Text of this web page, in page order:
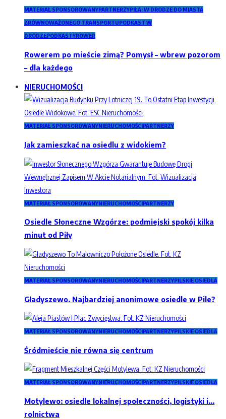
MATERIAŁ SPONSOROWANYPARTNERZYPIŁA: W DRODZE DO MIASTA
ZRÓWNOWAŻONEGO TRANSPORTUPODKAST W
DRODZEPODKASTYROWER
Rowerem po mieście zimą? Pomysł – wbrew pozorom
– dla każdego
NIERUCHOMOŚCI
MATERIAŁ SPONSOROWANYNIERUCHOMOŚCIPARTNERZY
Jak zamieszkać na osiedlu z widokiem?
MATERIAŁ SPONSOROWANYNIERUCHOMOŚCIPARTNERZY
Osiedle Słoneczne Wzgórze: podmiejski spokój kilka
minut od Piły
MATERIAŁ SPONSOROWANYNIERUCHOMOŚCIPARTNERZYPILSKIE OSIEDLA
Gładyszewo. Najbardziej anonimowe osiedle w Pile?
MATERIAŁ SPONSOROWANYNIERUCHOMOŚCIPARTNERZYPILSKIE OSIEDLA
Śródmieście nie równa się centrum
MATERIAŁ SPONSOROWANYNIERUCHOMOŚCIPARTNERZYPILSKIE OSIEDLA
Motylewo: osiedle lokalnej społeczności, logistyki i…
rolnictwa